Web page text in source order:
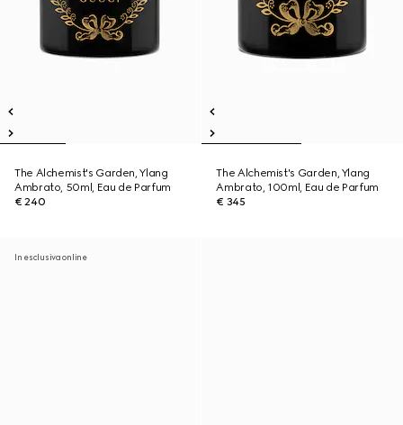
The Alchemist's Garden, Ylang
Ambrato, 50ml, Eau de Parfum
€ 240
The Alchemist's Garden, Ylang
Ambrato, 100ml, Eau de Parfum
€ 345
In esclusiva online